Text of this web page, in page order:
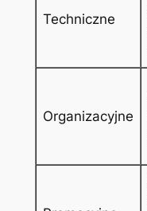
Techniczne
Organizacyjne